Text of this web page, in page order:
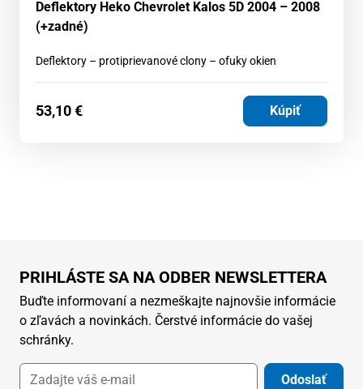
Deflektory Heko Chevrolet Kalos 5D 2004 – 2008
(+zadné)
Deflektory – protiprievanové clony – ofuky okien
53,10€ Kúpiť
PRIHLÁSTE SA NA ODBER NEWSLETTERA
Buďte informovaní a nezmeškajte najnovšie informácie
o zľavách a novinkách. Čerstvé informácie do vašej
schránky.
Odoslať